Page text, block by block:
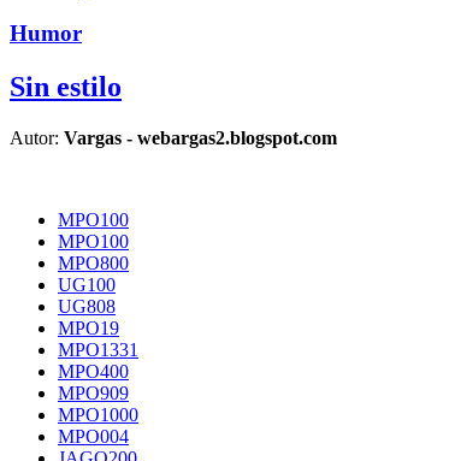
Humor
Sin estilo
Autor: Vargas - webargas2.blogspot.com
MPO100
MPO100
MPO800
UG100
UG808
MPO19
MPO1331
MPO400
MPO909
MPO1000
MPO004